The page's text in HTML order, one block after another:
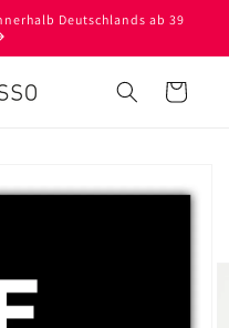
Deutschlands ab 39
Warenkorb